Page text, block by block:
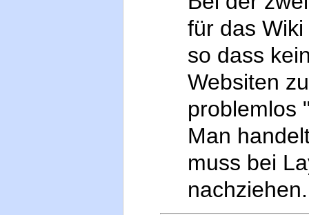
für das
so dass
Websiten
problemlos
Man
muss bei
nachziehen.